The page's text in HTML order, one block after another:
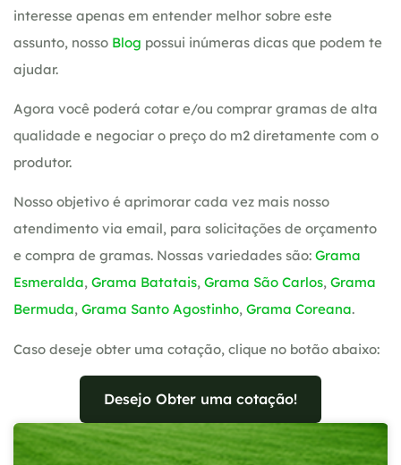
interesse apenas em entender melhor sobre este
assunto, nosso Blog possui inúmeras dicas que podem te
ajudar.
Agora você poderá cotar e/ou comprar gramas de alta
qualidade e negociar o preço do m2 diretamente com o
produtor.
Nosso objetivo é aprimorar cada vez mais nosso
atendimento via email, para solicitações de orçamento
e compra de gramas. Nossas variedades são: Grama
Esmeralda, Grama Batatais, Grama São Carlos, Grama
Bermuda, Grama Santo Agostinho, Grama Coreana.
Caso deseje obter uma cotação, clique no botão abaixo:
Desejo Obter uma cotação!